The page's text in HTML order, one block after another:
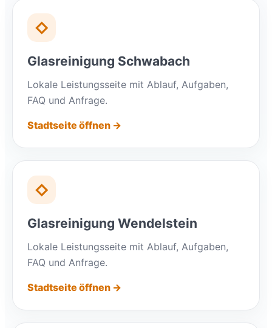
◇
Glasreinigung Schwabach
Lokale Leistungsseite mit Ablauf, Aufgaben,
FAQ und Anfrage.
Stadtseite öffnen →
◇
Glasreinigung Wendelstein
Lokale Leistungsseite mit Ablauf, Aufgaben,
FAQ und Anfrage.
Stadtseite öffnen →